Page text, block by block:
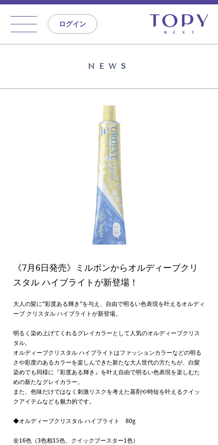
ログイン
NEWS
《7月6日発売》ミルボンからオルディーブクリ
スタル ハイブライトが新登場！
大人の髪に“彩度ある輝き”を与え、自由で明るい色表現を叶えるオルディ
ーブ クリスタル ハイブライトが新登場。
明るく染め上げてくれるグレイカラーとして人気のオルディーブクリス
タル。
オルディーブクリスタル ハイブライトはファッションカラーなどの明る
さや彩度のあるカラーを楽しんできた新たな大人世代の方たちが、白髪
染めでも同様に 『彩度ある輝き』 を叶え自由で明るい色表現を楽しむた
めの新たなグレイカラー。
また、色味だけではなく 刺激リスクを考えた基剤や時短を叶えるクイッ
クアイテムなども魅力的です。
◆オルディーブクリスタル ハイブライト 80g
全16色（3色相15色、クイックブースター1色）